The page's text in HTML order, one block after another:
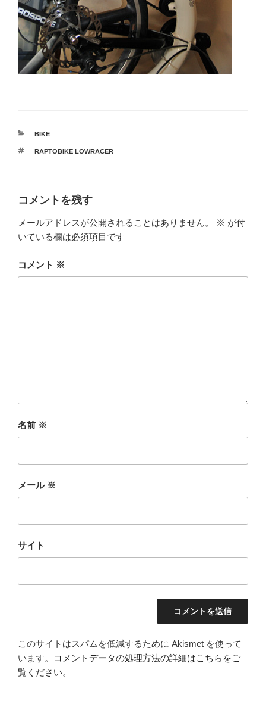
カ
ゴ
BIKE
タ
RAPTOBIKE LOWRACER
コメントを残す
メールアドレスが公開されることはありません。 ※ が付
いている欄は必須項目です
コメント ※
名前 ※
メール ※
サイト
このサイトはスパムを低減するために Akismet を使って
います。
コメントデータの処理方法の詳細はこちらをご
覧ください。